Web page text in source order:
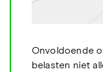
Onvoldoende
belasten niet